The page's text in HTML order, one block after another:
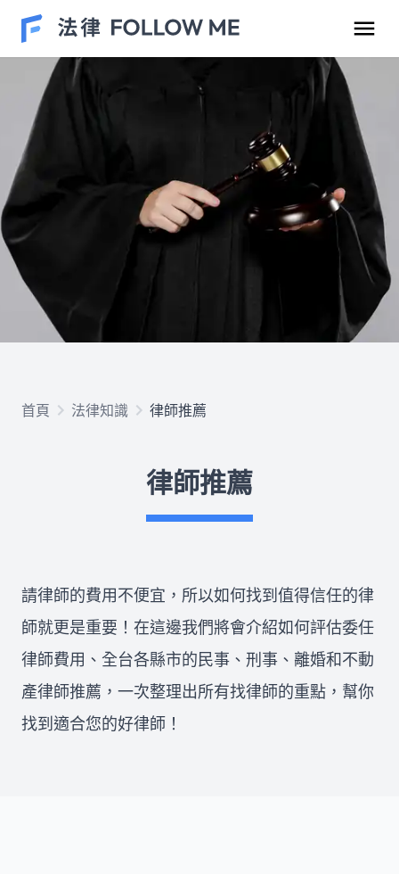
民事案件
勞資爭議
欠錢不還
律師推薦
所有文章 免費法律諮詢
首頁 法律知識 律師推薦
律師推薦
請律師的費用不便宜，所以如何找到值得信任的律
師就更是重要！在這邊我們將會介紹如何評估委任
律師費用、全台各縣市的民事、刑事、離婚和不動
產律師推薦，一次整理出所有找律師的重點，幫你
找到適合您的好律師！